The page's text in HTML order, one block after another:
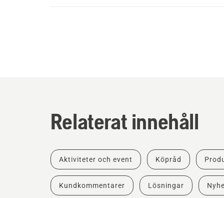
Relaterat innehåll
Aktiviteter och event Köpråd
Kundkommentarer Lösningar